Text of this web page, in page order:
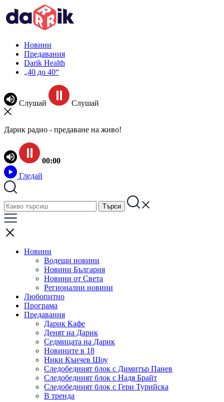
Новини
Предавания
Darik Health
„40 до 40“
Слушай Слушай
Дарик радио - предаване на живо!
00:00
Гледай
Новини
Водещи новини
Новини България
Новини от Света
Регионални новини
Любопитно
Програма
Предавания
Дарик Кафе
Денят на Дарик
Седмицата на Дарик
Новините в 18
Ники Кънчев Шоу
Следобедният блок с Димитър Панев
Следобедният блок с Надя Брайт
Следобедният блок с Гери Турийска
В тренда